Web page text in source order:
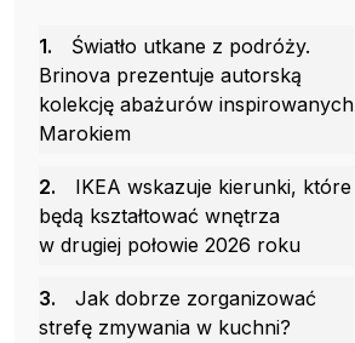
1.
Światło utkane z podróży.
Brinova prezentuje autorską
kolekcję abażurów inspirowanych
Marokiem
2.
IKEA wskazuje kierunki, które
będą kształtować wnętrza
w drugiej połowie 2026 roku
3.
Jak dobrze zorganizować
strefę zmywania w kuchni?